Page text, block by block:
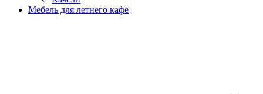
Мебель для летнего кафе